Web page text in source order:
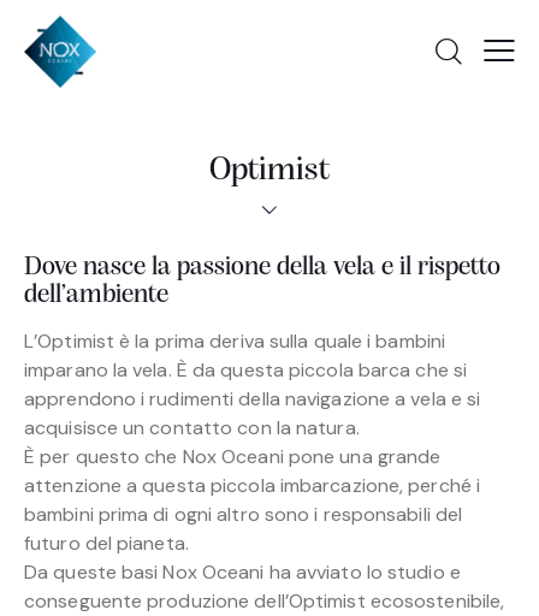
Optimist
Dove nasce la passione della vela e il rispetto
dell’ambiente
L’Optimist è la prima deriva sulla quale i bambini
imparano la vela. È da questa piccola barca che si
apprendono i rudimenti della navigazione a vela e si
acquisisce un contatto con la natura.
È per questo che Nox Oceani pone una grande
attenzione a questa piccola imbarcazione, perché i
bambini prima di ogni altro sono i responsabili del
futuro del pianeta.
Da queste basi Nox Oceani ha avviato lo studio e
conseguente produzione dell’Optimist ecosostenibile,